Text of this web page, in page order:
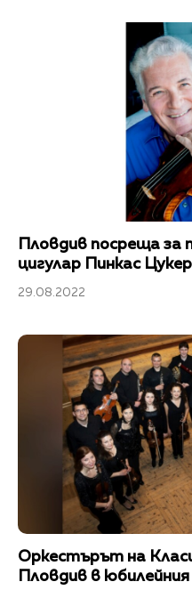
Пловдив посреща за
цигулар Пинкас
29.08.2022
Оркестърът на
Пловдив в юбилейния